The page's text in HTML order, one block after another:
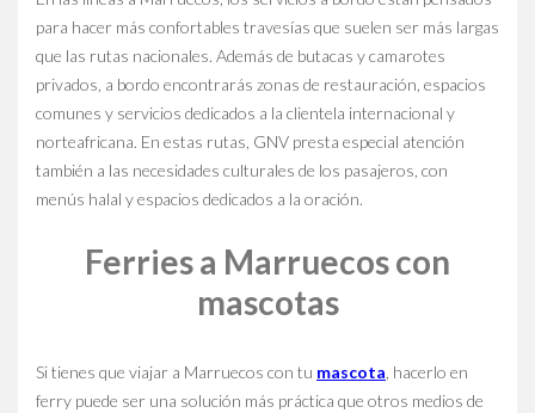
para hacer más confortables travesías que suelen ser más largas
que las rutas nacionales. Además de butacas y camarotes
privados, a bordo encontrarás zonas de restauración, espacios
comunes y servicios dedicados a la clientela internacional y
norteafricana. En estas rutas, GNV presta especial atención
también a las necesidades culturales de los pasajeros, con
menús halal y espacios dedicados a la oración.
Ferries a Marruecos con
mascotas
Si tienes que viajar a Marruecos con tu mascota, hacerlo en
ferry puede ser una solución más práctica que otros medios de